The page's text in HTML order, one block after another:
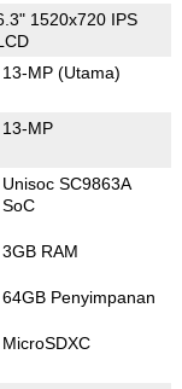
1520x720 IPS
13-MP (Utama)
13-MP
Unisoc SC9863A
SoC
3GB RAM
64GB Penyimpanan
MicroSDXC